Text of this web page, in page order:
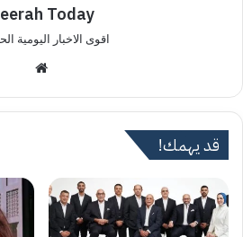
Today
اقوى الاخبار اليومية
الوي
قد يهمك!